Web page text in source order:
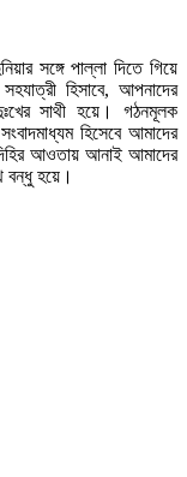
সঙ্গে পাল্লা দিতে গিয়ে
হিসাবে, আপনাদের
সাথী হয়ে। গঠনমূলক
হিসেবে আমাদের
আওতায় আনাই আমাদের
বন্ধু হয়ে।